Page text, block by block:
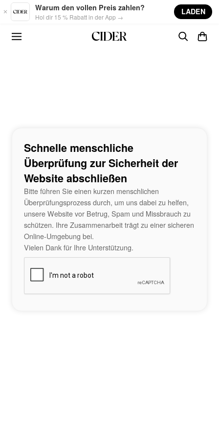
Skip to main content
Warum den vollen Preis zahlen?
Hol dir 15 % Rabatt in der App →
LADEN
Schnelle menschliche
Überprüfung zur Sicherheit der
Website abschließen
Bitte führen Sie einen kurzen menschlichen
Überprüfungsprozess durch, um uns dabei zu helfen,
unsere Website vor Betrug, Spam und Missbrauch zu
schützen. Ihre Zusammenarbeit trägt zu einer sicheren
Online-Umgebung bei.
Vielen Dank für Ihre Unterstützung.